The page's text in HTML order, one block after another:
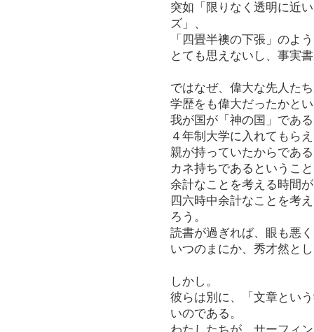
突如「限りなく透明に近
ズ」、
「四畳半襖の下張」のよ
とても思えないし、事実
ではなぜ、偉大な先人た
学歴をも偉大だったかと
我が国が「神の国」であ
４年制大学に入れてもら
親が持っていたからであ
カネ持ちであるというこ
余計なことを考える時間
四六時中余計なことを考
ろう。
読書が過ぎれば、眼も悪
いつのまにか、秀才然と
しかし。
彼らは別に、「文章とい
いのである。